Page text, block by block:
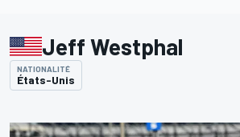
Jeff Westphal
NATIONALITÉ
États-Unis